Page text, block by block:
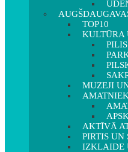
TOP10
KULTŪRA
MUZEJI
AKTĪVĀ
PIRTIS UN
IZKLAIDE